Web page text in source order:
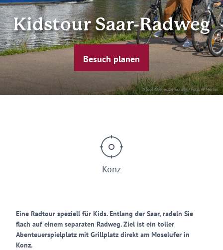
© Saar-Obermosel-Touristik / Foto: HP Merten
Kidstour Saar-Radweg
Besuch planen
Konz
Eine Radtour speziell für Kids. Entlang der Saar, radeln Sie
flach auf einem separaten Radweg. Ziel ist ein toller
Abenteuerspielplatz mit Grillplatz direkt am Moselufer in
Konz.